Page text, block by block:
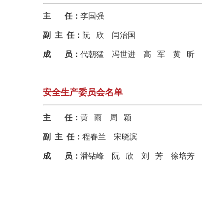
主 任： 李国强
副 主 任： 阮 欣 闫治国
成 员 ： 代朝猛 冯世进 高 军 黄 昕
安全生产委员会名单
主 任： 黄 雨 周 颖
副 主 任： 程春兰 宋晓滨
成 员 ： 潘钻峰 阮 欣 刘 芳 徐培芳